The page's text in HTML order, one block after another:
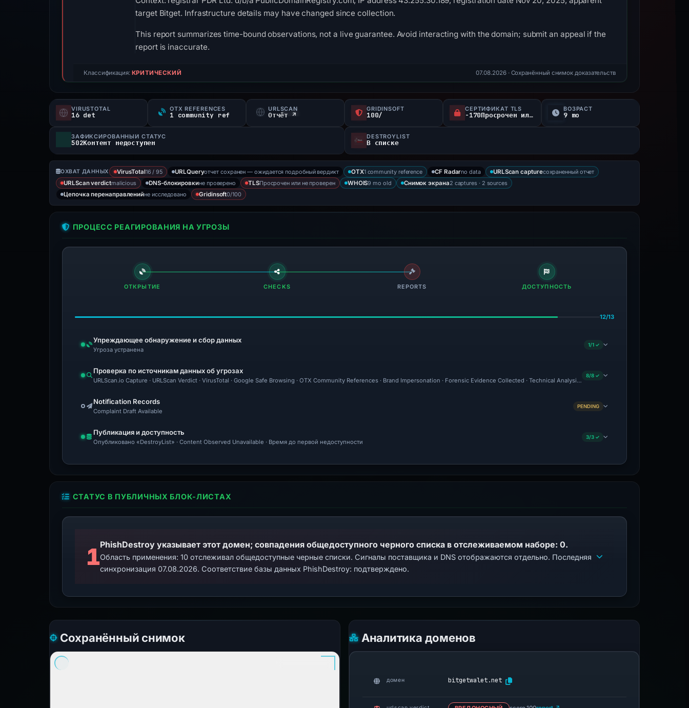
target Bitget. Infrastructure details may have changed since collection.
This report summarizes time-bound observations, not a live guarantee. Avoid interacting with the domain; submit an appeal if the
report is inaccurate.
Классификация: КРИТИЧЕСКИЙ 07.08.2026· Сохранённый снимок доказательств
VIRUSTOTAL
16 det
OTX REFERENCES
1 community ref
URLSCAN
Отчёт ↗
GRIDINSOFT
100/
СЕРТИФИКАТ TLS
-170Просрочен или не проверен d
ВОЗРАСТ
9 mo
ЗАФИКСИРОВАННЫЙ СТАТУС
502Контент недоступен
DESTROYLIST
В списке
ОХВАТ ДАННЫХ VirusTotal16 / 95 URLQueryотчет сохранен — ожидается подробный вердикт OTX1 community reference CF Radarno data URLScan captureсохраненный отчет
URLScan verdictmalicious DNS-блокировкине проверено TLSПросрочен или не проверен WHOIS9 mo old Снимок экрана2 captures · 2 sources
Цепочка перенаправленийне исследовано Gridinsoft0/100
ПРОЦЕСС РЕАГИРОВАНИЯ НА УГРОЗЫ
ОТКРЫТИЕ CHECKS REPORTS ДОСТУПНОСТЬ
12/13
Упреждающее обнаружение и сбор данных
Угроза устранена
1/1 ✓
Проверка по источникам данных об угрозах
URLScan.io Capture · URLScan Verdict · VirusTotal · Google Safe Browsing · OTX Community References · Brand Impersonation · Forensic Evidence Collected · Technical Analysis Recorded
8/8 ✓
Notification Records
Complaint Draft Available
PENDING
Публикация и доступность
Опубликовано «DestroyList» · Content Observed Unavailable · Время до первой недоступности
3/3 ✓
СТАТУС В ПУБЛИЧНЫХ БЛОК-ЛИСТАХ
1PhishDestroy указывает этот домен; совпадения общедоступного черного списка в отслеживаемом наборе: 0.
Область применения: 10 отслеживал общедоступные черные списки. Сигналы поставщика и DNS отображаются отдельно. Последняя
синхронизация 07.08.2026. Соответствие базы данных PhishDestroy: подтверждено.
Сохранённый снимок Аналитика доменов
домен bitgetwalet.net